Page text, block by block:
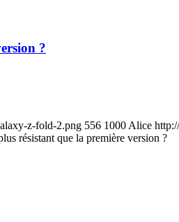
?
z-fold-2.png 556 1000 Alice
résistant que la première version ?